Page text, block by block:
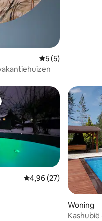
Gemiddelde
5 (5)
Gemiddelde
4,96 (27)
Woning